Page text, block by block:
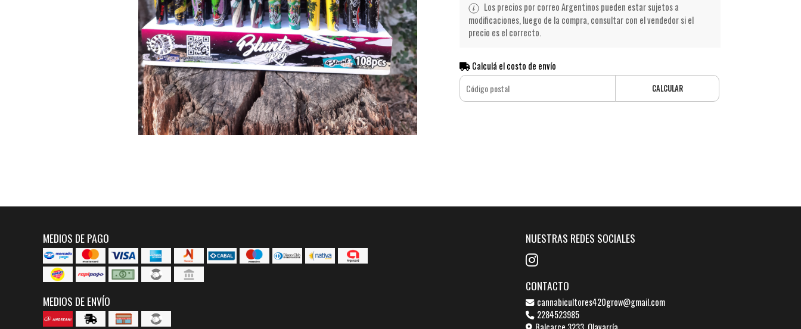
Los precios por correo Argentinos pueden estar sujetos a
modificaciones, luego de la compra, consultar con el vendedor si el
precio es el correcto.
Calculá el costo de envío
CALCULAR
MEDIOS DE PAGO
MEDIOS DE ENVÍO
NUESTRAS REDES SOCIALES
CONTACTO
cannabicultores420grow@gmail.com
2284523985